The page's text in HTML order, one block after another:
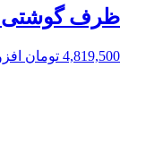
ظرف گوشتی
4,819,500 تومان